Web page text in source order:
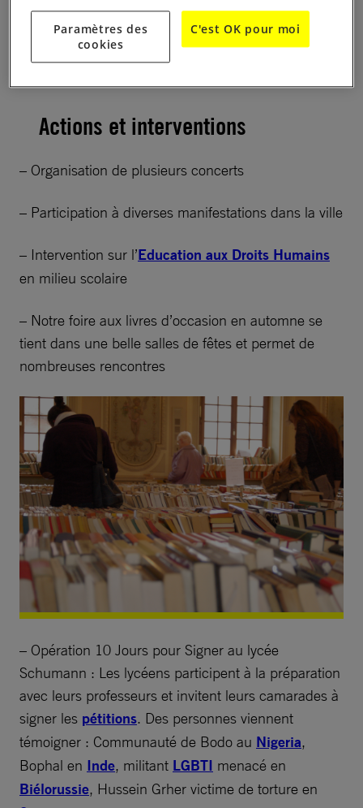
Certains sont là depuis plus de 10 ans d’autres
depuis moins de 6 mois. C’est une petite structure
de 5 personnes environ ce qui facilite les réunions à
Actions et interventions
– Organisation de plusieurs concerts
– Participation à diverses manifestations dans la ville
– Intervention sur l’Education aux Droits Humains
en milieu scolaire
– Notre foire aux livres d’occasion en automne se
tient dans une belle salles de fêtes et permet de
nombreuses rencontres
– Opération 10 Jours pour Signer au lycée
Schumann : Les lycéens participent à la préparation
avec leurs professeurs et invitent leurs camarades à
signer les pétitions. Des personnes viennent
témoigner : Communauté de Bodo au Nigeria,
Bophal en Inde, militant LGBTI menacé en
Biélorussie, Hussein Grher victime de torture en
Paramètres des
cookies
C'est OK pour moi